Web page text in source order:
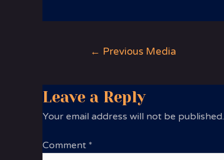
← Previous Media
Leave a Reply
Your email address will not be published.
Comment *